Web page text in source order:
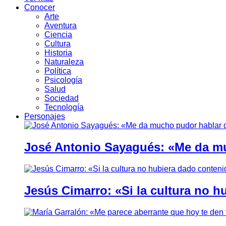
Conocer
Arte
Aventura
Ciencia
Cultura
Historia
Naturaleza
Política
Psicología
Salud
Sociedad
Tecnología
Personajes
José Antonio Sayagués: «Me da
Jesús Cimarro: «Si la cultura no